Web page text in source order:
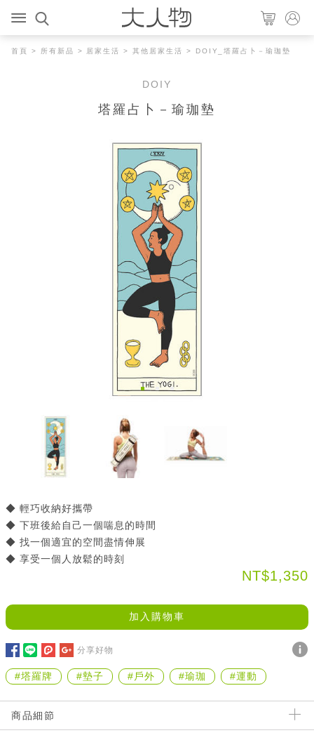
首頁 > 所有新品 > 居家生活 >其他居家生活 > DOIY_塔羅占卜－瑜珈墊
DOIY
塔羅占卜－瑜珈墊
◆ 輕巧收納好攜帶
◆ 下班後給自己一個喘息的時間
◆ 找一個適宜的空間盡情伸展
◆ 享受一個人放鬆的時刻
NT$1,350
加入購物車
分享好物
#塔羅牌 #墊子 #戶外 #瑜珈 #運動
商品細節